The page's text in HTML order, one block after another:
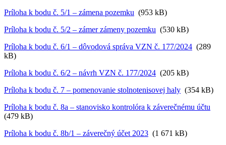
Príloha k bodu č. 5/1 – zámena pozemku (953 kB)
Príloha k bodu č. 5/2 – zámer zámeny pozemku (530 kB)
Príloha k bodu č. 6/1 – dôvodová správa VZN č. 177/2024 (289
kB)
Príloha k bodu č. 6/2 – návrh VZN č. 177/2024 (205 kB)
Príloha k bodu č. 7 – pomenovanie stolnotenisovej haly (354 kB)
Príloha k bodu č. 8a – stanovisko kontrolóra k záverečnému účtu
(479 kB)
Príloha k bodu č. 8b/1 – záverečný účet 2023 (1 671 kB)